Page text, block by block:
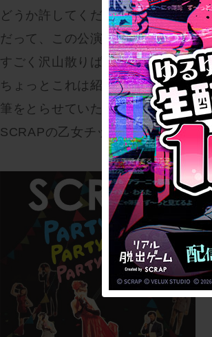
どうか許してください。
だって、この公演「そうそう！こ
すごく沢山散りばめられているんで
ちょっとこれは紹介させてください
筆をとらせていただきました。
SCRAPの乙女チックコンテンツ強